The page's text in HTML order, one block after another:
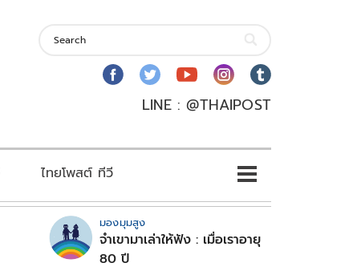
LINE : @THAIPOST
ไทยโพสต์ ทีวี
มองมุมสูง
จำเขามาเล่าให้ฟัง : เมื่อเราอายุ
80 ปี